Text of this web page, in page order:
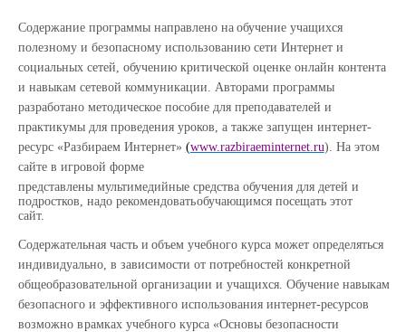
Содержание программы направлено на обучение учащихся
полезному и безопасному использованию сети Интернет и
социальных сетей, обучению критической оценке онлайн контента
и навыкам сетевой коммуникации. Авторами программы
разработано методическое пособие для преподавателей и
практикумы для проведения уроков, а также запущен интернет-
ресурс «Разбираем Интернет» (www.razbiraeminternet.ru). На этом
сайте в игровой форме
представлены мультимедийные средства обучения для детей и
подростков, надо рекомендоватьобучающимся посещать этот
сайт.
Содержательная часть и объем учебного курса может определяться
индивидуально, в зависимости от потребностей конкретной
общеобразовательной организации и учащихся. Обучение навыкам
безопасного и эффективного использования интернет-ресурсов
возможно врамках учебного курса «Основы безопасности